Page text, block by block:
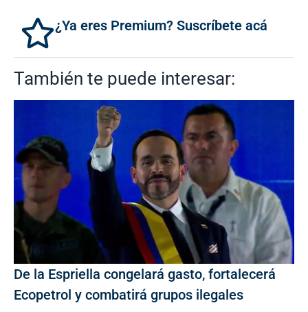
¿Ya eres Premium? Suscríbete acá
También te puede interesar:
De la Espriella congelará gasto, fortalecerá
Ecopetrol y combatirá grupos ilegales